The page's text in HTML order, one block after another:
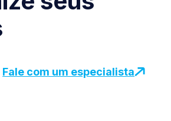
Fale com um especialista